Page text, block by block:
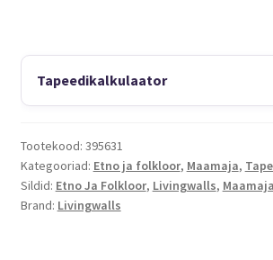
Tapeedikalkulaator
Tootekood: 395631
Kategooriad: Etno ja folkloor, Maamaja,
Sildid: Etno Ja Folkloor, Livingwalls, Maamaja
Brand: Livingwalls